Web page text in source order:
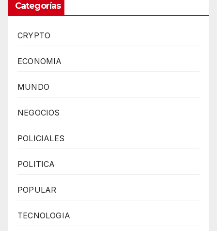
Categorías
CRYPTO
ECONOMIA
MUNDO
NEGOCIOS
POLICIALES
POLITICA
POPULAR
TECNOLOGIA